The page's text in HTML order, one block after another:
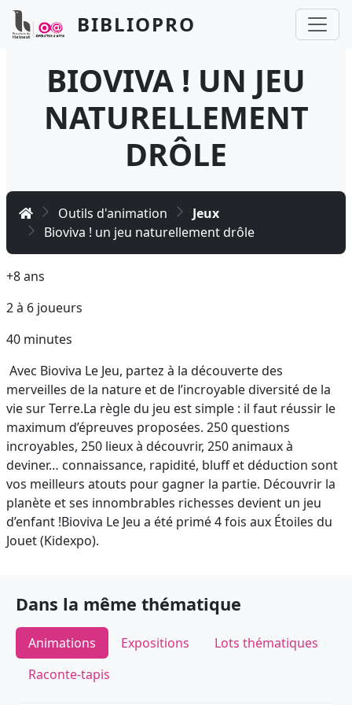
Panneau de gestion des cookies
Aller au contenu principal
BIBLIOPRO
BIOVIVA ! UN JEU
NATURELLEMENT
DRÔLE
AccueilOutils d'animation
Jeux
Bioviva ! un jeu naturellement drôle
+8 ans
2 à 6 joueurs
40 minutes
Avec Bioviva Le Jeu, partez à la découverte des
merveilles de la nature et de l’incroyable diversité de la
vie sur Terre.La règle du jeu est simple : il faut réussir le
maximum d’épreuves proposées. 250 questions
incroyables, 250 lieux à découvrir, 250 animaux à
deviner… connaissance, rapidité, bluff et déduction sont
vos meilleurs atouts pour gagner la partie. Découvrir la
planète et ses innombrables richesses devient un jeu
d’enfant !Bioviva Le Jeu a été primé 4 fois aux Étoiles du
Jouet (Kidexpo).
Dans la même thématique
Animations Expositions
Lots thématiques
Raconte-tapis